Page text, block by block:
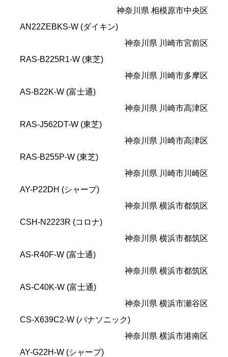
神奈川県 相模原市中央区
AN22ZEBKS-W (ダイキン)
神奈川県 川崎市宮前区
RAS-B225R1-W (東芝)
神奈川県 川崎市多摩区
AS-B22K-W (富士通)
神奈川県 川崎市高津区
RAS-J562DT-W (東芝)
神奈川県 川崎市高津区
RAS-B255P-W (東芝)
神奈川県 川崎市川崎区
AY-P22DH (シャープ)
神奈川県 横浜市都筑区
CSH-N2223R (コロナ)
神奈川県 横浜市都筑区
AS-R40F-W (富士通)
神奈川県 横浜市都筑区
AS-C40K-W (富士通)
神奈川県 横浜市瀬谷区
CS-X639C2-W (パナソニック)
神奈川県 横浜市港南区
AY-G22H-W (シャープ)